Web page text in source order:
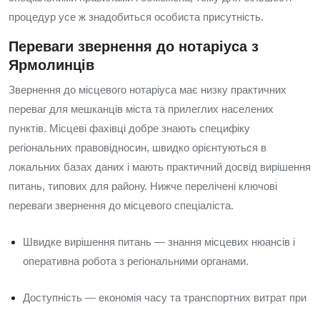
процедур усе ж знадобиться особиста присутність.
Переваги звернення до нотаріуса з
Ярмолинців
Звернення до місцевого нотаріуса має низку практичних
переваг для мешканців міста та прилеглих населених
пунктів. Місцеві фахівці добре знають специфіку
регіональних правовідносин, швидко орієнтуються в
локальних базах даних і мають практичний досвід вирішення
питань, типових для району. Нижче перелічені ключові
переваги звернення до місцевого спеціаліста.
Швидке вирішення питань — знання місцевих нюансів і
оперативна робота з регіональними органами.
Доступність — економія часу та транспортних витрат при